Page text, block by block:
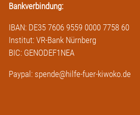
Bankverbindung:
IBAN: DE35 7606 9559 0000 7758 60
Institut: VR-Bank Nürnberg
BIC: GENODEF1NEA
Paypal: spende@hilfe-fuer-kiwoko.de